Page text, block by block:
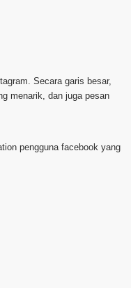
Secara garis besar,
menarik, dan juga pesan
pengguna facebook yang